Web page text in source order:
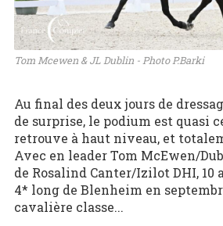
Tom Mcewen & JL Dublin - Photo P.Barki
Au final des deux jours de
de surprise, le podium est quasi
retrouve à haut niveau, et
Avec en leader Tom McEwen/
de Rosalind Canter/Izilot DHI, 10
4* long de Blenheim en
cavalière classe...